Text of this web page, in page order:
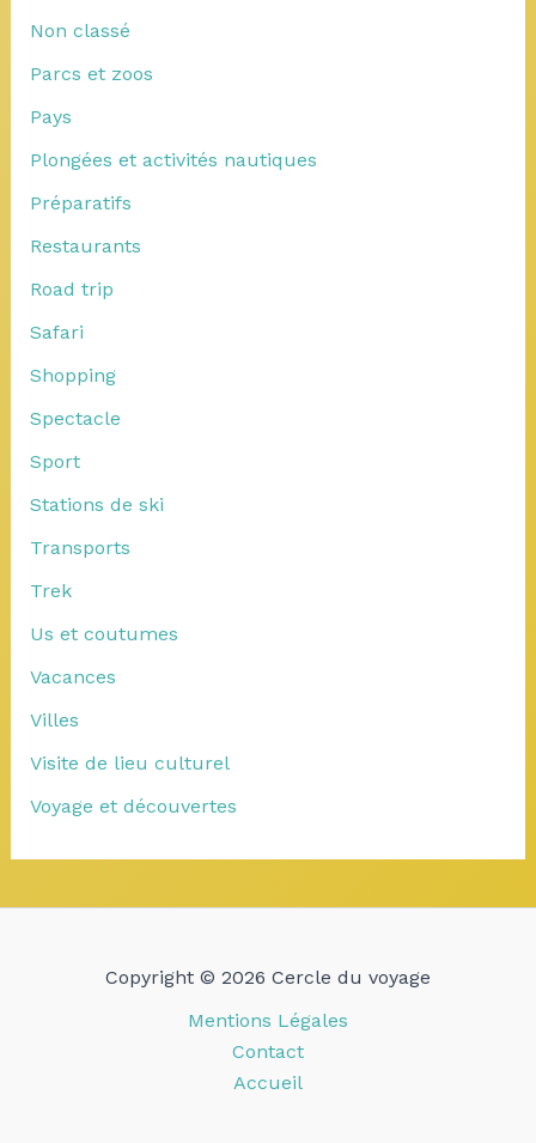
Non classé
Parcs et zoos
Pays
Plongées et activités nautiques
Préparatifs
Restaurants
Road trip
Safari
Shopping
Spectacle
Sport
Stations de ski
Transports
Trek
Us et coutumes
Vacances
Villes
Visite de lieu culturel
Voyage et découvertes
Copyright © 2026 Cercle du voyage
Mentions Légales
Contact
Accueil